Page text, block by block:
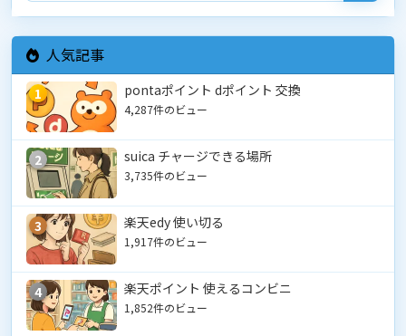
人気記事
1 pontaポイント dポイント 交換
4,287件のビュー
2 suica チャージできる場所
3,735件のビュー
3 楽天edy 使い切る
1,917件のビュー
4 楽天ポイント 使えるコンビニ
1,852件のビュー